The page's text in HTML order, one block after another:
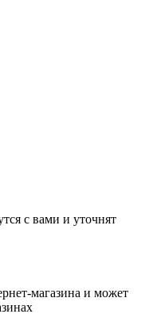
с вами и уточнят
магазина и может